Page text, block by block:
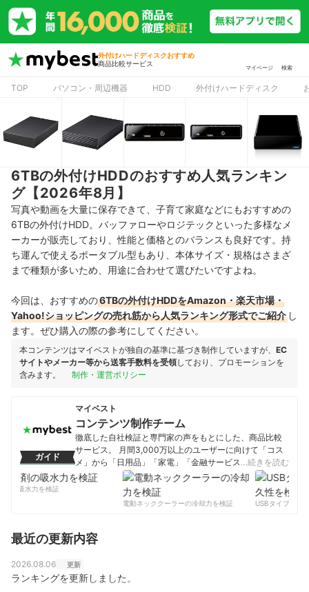
外付けハードディスクおすすめ
商品比較サービス
マイページ 検索
TOP パソコン・周辺機器 HDD 外付けハードディスク
6TBの外付けHDDのおすすめ人気ランキン
グ【2026年8月】
写真や動画を大量に保存できて、子育て家庭などにもおすすめの
6TBの外付けHDD。バッファローやロジテックといった多様なメ
ーカーが販売しており、性能と価格とのバランスも良好です。持
ち運んで使えるポータブル型もあり、本体サイズ・規格はさまざ
まで種類が多いため、用途に合わせて選びたいですよね。
今回は、おすすめの6TBの外付けHDDをAmazon・楽天市場・
Yahoo!ショッピングの売れ筋から人気ランキング形式でご紹介 し
ます。ぜひ購入の際の参考にしてください。
本コンテンツはマイベストが独自の基準に基づき制作していますが、 EC
サイトやメーカー等から送客手数料を受領しており、プロモーションを
含みます。
制作・運営ポリシー
ガイド
マイベスト
コンテンツ制作チーム
徹底した自社検証と専門家の声をもとにした、商品比較
サービス。 月間3,000万以上のユーザーに向けて「コス
メ」から「日用品」「家電」「金融サービス」まで、ベ
ストな商品を選んでもらうために、毎日コンテンツを制
コンテンツ制作チームのプロフィール
…続きを読む
の吸水力を検証
電動ネッククーラーの冷却力を検証
USBタイプCケー
最近の更新内容
2026.08.06 更新
ランキングを更新しました。